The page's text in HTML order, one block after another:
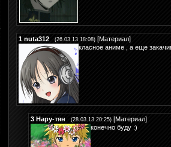
1 nuta312 (26.03.13 18:08) [Материал]
класное аниме , а еще
3 Нару-тян (28.03.13 20:25) [Материал]
конечно буду :)